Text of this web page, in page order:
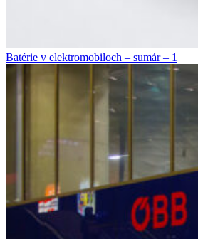
Batérie v elektromobiloch – sumár – 1